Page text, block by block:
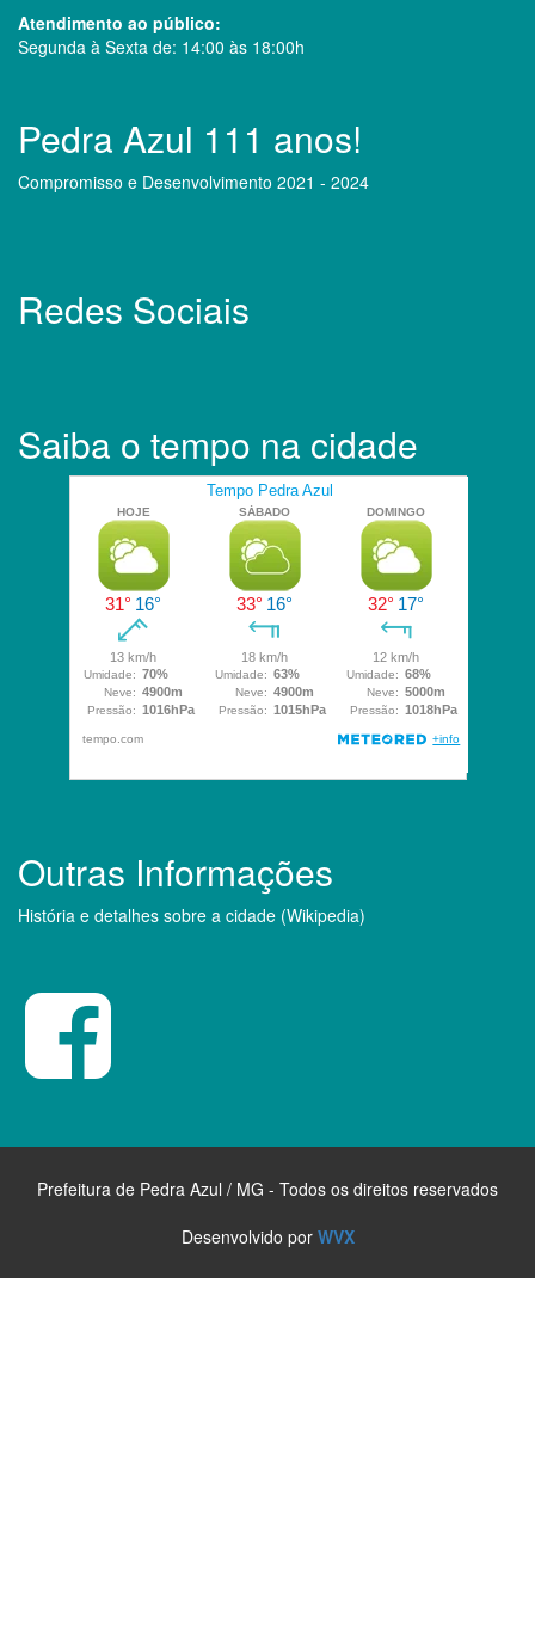
Atendimento ao público:
Segunda à Sexta de: 14:00 às 18:00h
Pedra Azul 111 anos!
Compromisso e Desenvolvimento 2021 - 2024
Redes Sociais
Saiba o tempo na cidade
Outras Informações
História e detalhes sobre a cidade (Wikipedia)
Prefeitura de Pedra Azul / MG - Todos os direitos reservados
Desenvolvido por WVX